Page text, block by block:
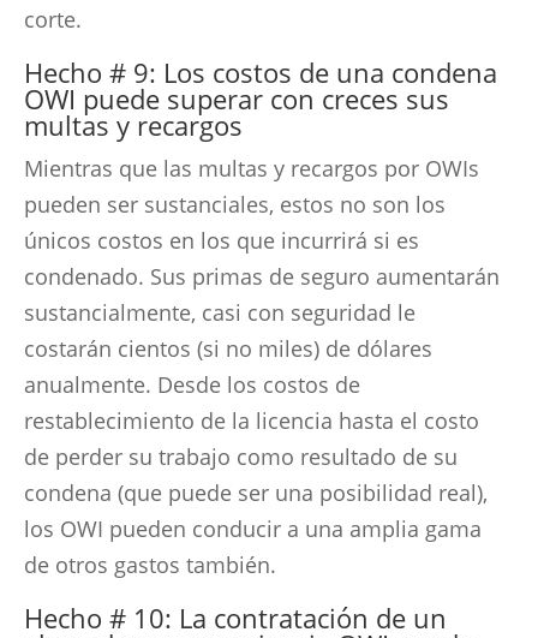
corte.
Hecho # 9: Los costos de una condena
OWI puede superar con creces sus
multas y recargos
Mientras que las multas y recargos por OWIs
pueden ser sustanciales, estos no son los
únicos costos en los que incurrirá si es
condenado. Sus primas de seguro aumentarán
sustancialmente, casi con seguridad le
costarán cientos (si no miles) de dólares
anualmente. Desde los costos de
restablecimiento de la licencia hasta el costo
de perder su trabajo como resultado de su
condena (que puede ser una posibilidad real),
los OWI pueden conducir a una amplia gama
de otros gastos también.
Hecho # 10: La contratación de un